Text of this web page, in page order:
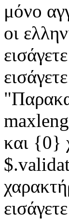
μόνο
οι
και {0}